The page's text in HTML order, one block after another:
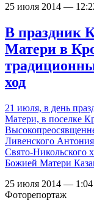
25 июля 2014 —
В праздник
Матери в
ход
21 июля, в день
Матери, в поселке
Ливенского
Свято-Никольского
Божией Матери
25 июля 2014 — 1:04
Фоторепортаж